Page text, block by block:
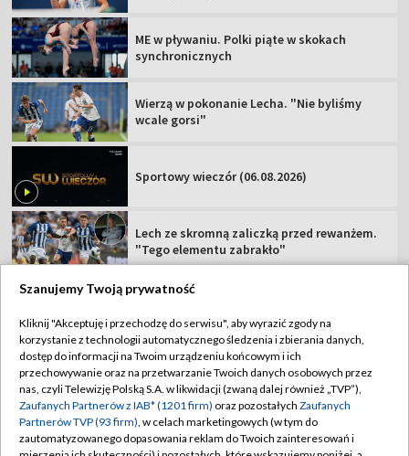
ME w pływaniu. Polki piąte w skokach
synchronicznych
Wierzą w pokonanie Lecha. "Nie byliśmy
wcale gorsi"
Sportowy wieczór (06.08.2026)
Lech ze skromną zaliczką przed rewanżem.
"Tego elementu zabrakło"
TVP
Abonament TVP
Sklep TVP
Biuro Reklamy
Regulamin TVP
Polityka prywatności
Moje zgody
Szanujemy Twoją prywatność
Kliknij "Akceptuję i przechodzę do serwisu", aby wyrazić zgody na
korzystanie z technologii automatycznego śledzenia i zbierania danych,
dostęp do informacji na Twoim urządzeniu końcowym i ich
przechowywanie oraz na przetwarzanie Twoich danych osobowych przez
nas, czyli Telewizję Polską S.A. w likwidacji (zwaną dalej również „TVP”),
Zaufanych Partnerów z IAB* (1201 firm) oraz pozostałych Zaufanych
Partnerów TVP (93 firm), w celach marketingowych (w tym do
zautomatyzowanego dopasowania reklam do Twoich zainteresowań i